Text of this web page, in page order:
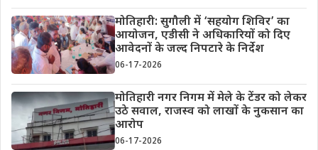
मोतिहारी: सुगौली में ‘सहयोग शिविर’ का
आयोजन, एडीसी ने अधिकारियों को दिए
आवेदनों के जल्द निपटारे के निर्देश
06-17-2026
मोतिहारी नगर निगम में मेले के टेंडर को लेकर
उठे सवाल, राजस्व को लाखों के नुकसान का
आरोप
06-17-2026